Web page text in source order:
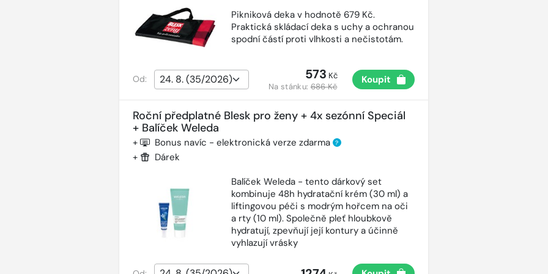
Pikniková deka v hodnotě 679 Kč.
Praktická skládací deka s uchy a ochranou
spodní částí proti vlhkosti a nečistotám.
Od: 573 Kč
Na stánku:686 Kč
Koupit
Roční předplatné Blesk pro ženy + 4x sezónní Speciál
+ Balíček Weleda
+ Bonus navíc - elektronická verze zdarma ?
+
Dárek
Balíček Weleda - tento dárkový set
kombinuje 48h hydratační krém (30 ml) a
liftingovou péči s modrým hořcem na oči
a rty (10 ml). Společně pleť hloubkově
hydratují, zpevňují její kontury a účinně
vyhlazují vrásky